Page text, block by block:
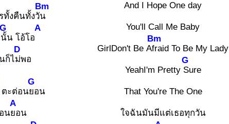
ทั้งคืนทั้งวั
Bm
น
G
นั้น โอ้โอ
A
ก็ไ
D
ม่พอ
ะต่อน
G
ยอน
น
A
ยอน
And I Hope Oneday
You'll Call Me Baby
GirlDon't Be A
Bm
fraid To Be My Lady
YeahI'm Pretty
G
Sure
That You're The One
ใจฉันมันมีแต่เธอทุกวัน